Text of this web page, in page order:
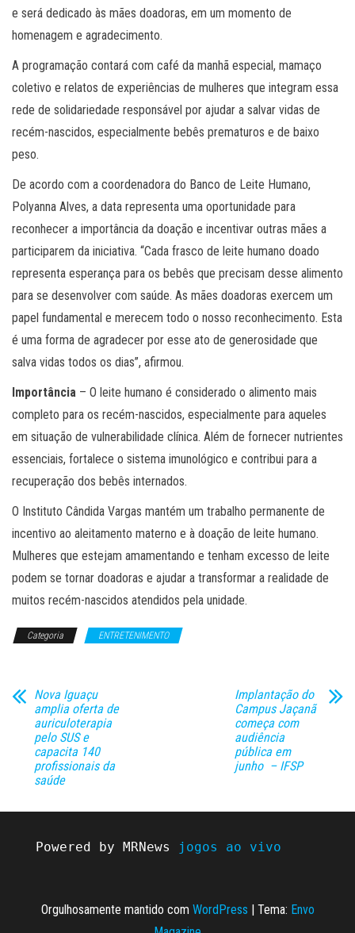
e será dedicado às mães doadoras, em um momento de
homenagem e agradecimento.
A programação contará com café da manhã especial, mamaço
coletivo e relatos de experiências de mulheres que integram essa
rede de solidariedade responsável por ajudar a salvar vidas de
recém-nascidos, especialmente bebês prematuros e de baixo
peso.
De acordo com a coordenadora do Banco de Leite Humano,
Polyanna Alves, a data representa uma oportunidade para
reconhecer a importância da doação e incentivar outras mães a
participarem da iniciativa. “Cada frasco de leite humano doado
representa esperança para os bebês que precisam desse alimento
para se desenvolver com saúde. As mães doadoras exercem um
papel fundamental e merecem todo o nosso reconhecimento. Esta
é uma forma de agradecer por esse ato de generosidade que
salva vidas todos os dias”, afirmou.
Importância – O leite humano é considerado o alimento mais
completo para os recém-nascidos, especialmente para aqueles
em situação de vulnerabilidade clínica. Além de fornecer nutrientes
essenciais, fortalece o sistema imunológico e contribui para a
recuperação dos bebês internados.
O Instituto Cândida Vargas mantém um trabalho permanente de
incentivo ao aleitamento materno e à doação de leite humano.
Mulheres que estejam amamentando e tenham excesso de leite
podem se tornar doadoras e ajudar a transformar a realidade de
muitos recém-nascidos atendidos pela unidade.
Categoria ENTRETENIMENTO
Nova Iguaçu
amplia oferta de
auriculoterapia
pelo SUS e
capacita 140
profissionais da
saúde
Implantação do
Campus Jaçanã
começa com
audiência
pública em
junho – IFSP
Powered by MRNews jogos ao vivo
Orgulhosamente mantido com WordPress Tema: Envo